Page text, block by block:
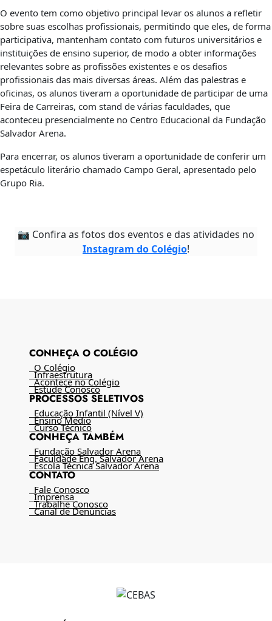
O evento tem como objetivo principal levar os alunos a refletir
sobre suas escolhas profissionais, permitindo que eles, de forma
participativa, mantenham contato com futuros universitários e
instituições de ensino superior, de modo a obter informações
relevantes sobre as profissões existentes e os desafios
profissionais das mais diversas áreas. Além das palestras e
oficinas, os alunos tiveram a oportunidade de participar de uma
Feira de Carreiras, com stand de várias faculdades, que
aconteceu presencialmente no Centro Educacional da Fundação
Salvador Arena.
Para encerrar, os alunos tiveram a oportunidade de conferir um
espetáculo literário chamado Campo Geral, apresentado pelo
Grupo Ria.
📷 Confira as fotos dos eventos e das atividades no
Instagram do Colégio!
CONHEÇA O COLÉGIO
O Colégio
Infraestrutura
Acontece no Colégio
Estude Conosco
PROCESSOS SELETIVOS
Educação Infantil (Nível V)
Ensino Médio
Curso Técnico
CONHEÇA TAMBÉM
Fundação Salvador Arena
Faculdade Eng. Salvador Arena
Escola Técnica Salvador Arena
CONTATO
Fale Conosco
Imprensa
Trabalhe Conosco
Canal de Denúncias